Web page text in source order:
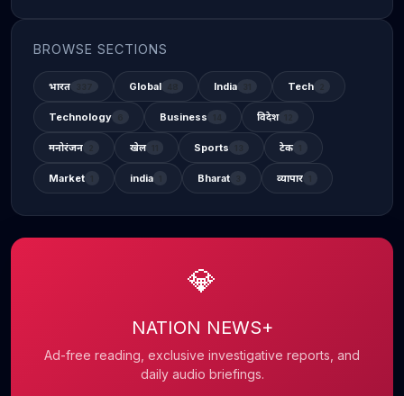
BROWSE SECTIONS
भारत Global India Tech
Technology Business विदेश
मनोरंजन खेल Sports टेक
Market india Bharat व्यापार
💎
NATION NEWS+
Ad-free reading, exclusive investigative reports, and
daily audio briefings.